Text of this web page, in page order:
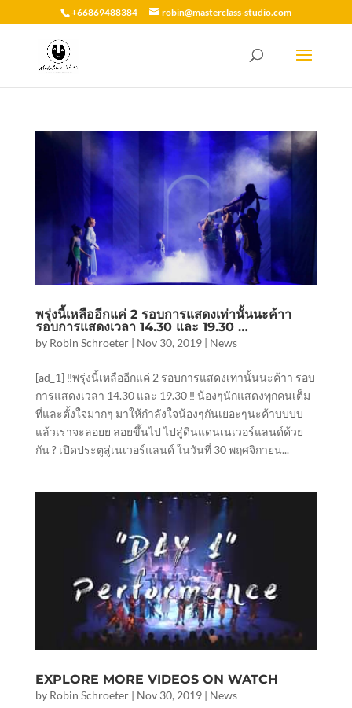
+66869488384 robin@masterclass-studio.com
พรุ่งนี้เหลืออีกแค่ 2 รอบการแสดงเท่านั้นนะค้าา
รอบการแสดงเวลา 14.30 และ 19.30 …
by Robin Schroeter| Nov 30, 2019| News
[ad_1] ‼️พรุ่งนี้เหลืออีกแค่ 2 รอบการแสดงเท่านั้นนะค้าา รอบ
การแสดงเวลา 14.30 และ 19.30 ‼️ น้องๆนักแสดงทุกคนเต็ม
ที่และตั้งใจมากๆ มาให้กำลังใจน้องๆกันเยอะๆนะค้าบบบบ
แล้วเราจะลอยย ลอยขึ้นไป ไปสู่ดินแดนเนเวอร์แลนด์ด้วย
กัน ? เปิดประตูสู่เนเวอร์แลนด์ ในวันที่ 30 พฤศจิกายน...
EXPLORE MORE VIDEOS ON WATCH
by Robin Schroeter| Nov 30, 2019| News